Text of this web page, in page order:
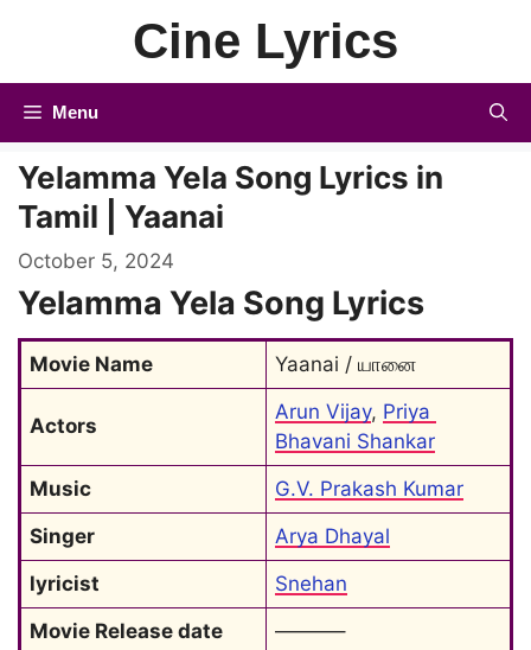
Cine Lyrics
Menu
Yelamma Yela Song Lyrics in
Tamil | Yaanai
October 5, 2024
Yelamma Yela Song Lyrics
Movie Name Yaanai / யானை
Actors
Arun Vijay, Priya
Bhavani Shankar
Music
G.V. Prakash Kumar
Singer
Arya Dhayal
lyricist
Snehan
Movie Release date
———–